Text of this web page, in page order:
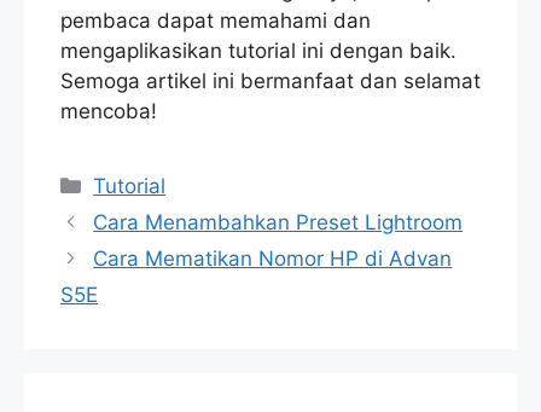
pembaca dapat memahami dan
mengaplikasikan tutorial ini dengan baik.
Semoga artikel ini bermanfaat dan selamat
mencoba!
Categories
Tutorial
Cara Menambahkan Preset Lightroom
Cara Mematikan Nomor HP di Advan
S5E